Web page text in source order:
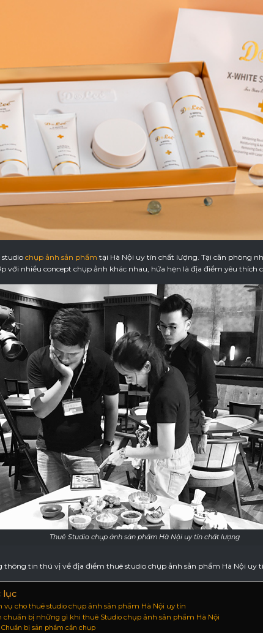
studio chụp ảnh sản phẩm tại Hà Nội uy tín chất lượng. Tại căn phòng
với nhiều concept chụp ảnh khác nhau, hứa hẹn là địa điểm yêu thích
Thuê Studio chụp ảnh sản phẩm Hà Nội uy tín chất lượng
tin thú vị về địa điểm thuê studio chụp ảnh sản phẩm Hà Nội uy
lục
vụ cho thuê studio chụp ảnh sản phẩm Hà Nội uy tín
chuẩn bị những gì khi thuê Studio chụp ảnh sản phẩm Hà Nội
Chuẩn bị sản phẩm cần chụp